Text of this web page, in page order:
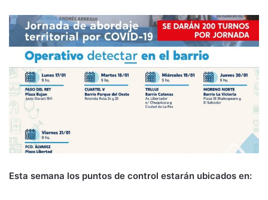
Esta semana los puntos de control estarán ubicados en: